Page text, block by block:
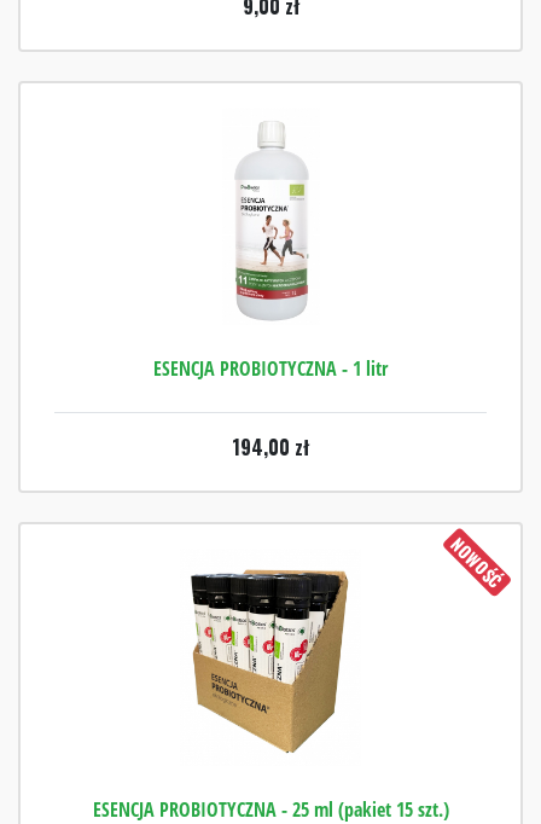
ESENCJA PROBIOTYCZNA - 1 litr
194,00 zł
NOWOŚĆ
ESENCJA PROBIOTYCZNA - 25 ml (pakiet 15 szt.)